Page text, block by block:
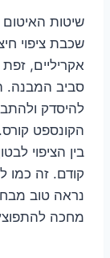
שיטות
שכבת ציפוי
אקריליים,
סביב המבנה.
להיסדק
הקונספט
בין הציפוי
קודם. זה כמו
נראה טוב
מחכה